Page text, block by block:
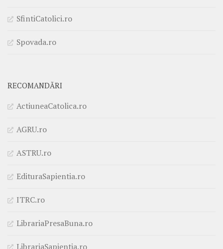
SfintiCatolici.ro
Spovada.ro
RECOMANDĂRI
ActiuneaCatolica.ro
AGRU.ro
ASTRU.ro
EdituraSapientia.ro
ITRC.ro
LibrariaPresaBuna.ro
LibrariaSapientia.ro